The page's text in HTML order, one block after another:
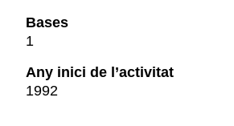
Bases
1
Any inici de l’activitat
1992